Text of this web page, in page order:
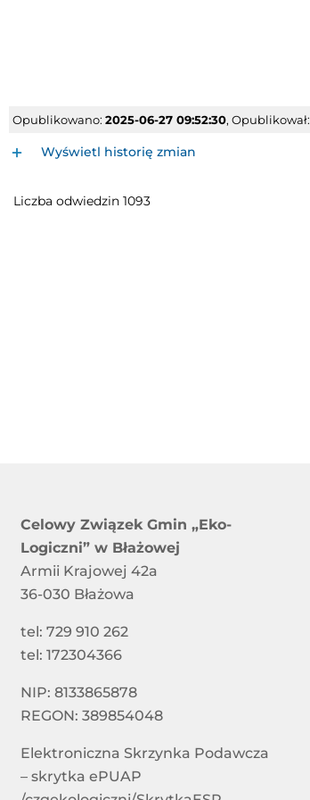
Opublikowano: 2025-06-27 09:52:30, Opublikował:
Wyświetl historię zmian
Liczba odwiedzin 1093
Celowy Związek Gmin „Eko-
Logiczni” w Błażowej
Armii Krajowej 42a
36-030 Błażowa
tel: 729 910 262
tel: 172304366
NIP: 8133865878
REGON: 389854048
Elektroniczna Skrzynka Podawcza
– skrytka ePUAP